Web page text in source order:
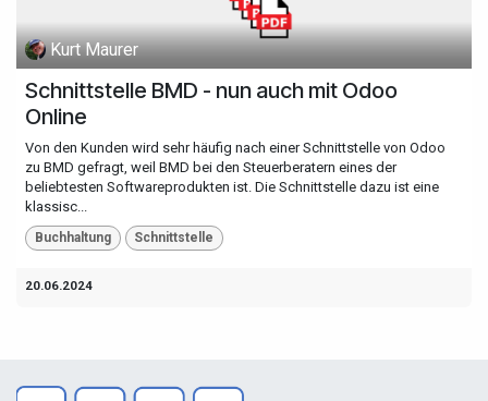
Kurt Maurer
Schnittstelle BMD - nun auch mit Odoo
Online
Von den Kunden wird sehr häufig nach einer Schnittstelle von Odoo
zu BMD gefragt, weil BMD bei den Steuerberatern eines der
beliebtesten Softwareprodukten ist. Die Schnittstelle dazu ist eine
klassisc...
Buchhaltung Schnittstelle
20.06.2024